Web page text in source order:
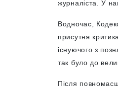
журналіста. У
Водночас,
присутня
існуючого з
так було до
Після